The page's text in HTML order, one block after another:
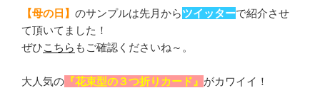
【母の日】 のサンプルは先月からツイッターで紹介させ
て頂いてました！
ぜひこちら もご確認くださいね～。
大人気の 『花束型の３つ折りカード』 がカワイイ！